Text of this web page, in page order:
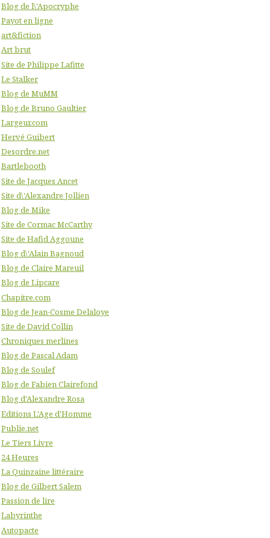
Blog de l\'Apocryphe
Payot en ligne
art&fiction
Art brut
Site de Philippe Lafitte
Le Stalker
Blog de MuMM
Blog de Bruno Gaultier
Largeur.com
Hervé Guibert
Desordre.net
Bartlebooth
Site de Jacques Ancet
Site d\'Alexandre Jollien
Blog de Mike
Site de Cormac McCarthy
Site de Hafid Aggoune
Blog d\'Alain Bagnoud
Blog de Claire Mareuil
Blog de Lipcare
Chapitre.com
Blog de Jean-Cosme Delaloye
Site de David Collin
Chroniques merlines
Blog de Pascal Adam
Blog de Soulef
Blog de Fabien Clairefond
Blog d'Alexandre Rosa
Editions L'Age d'Homme
Publie.net
Le Tiers Livre
24 Heures
La Quinzaine littéraire
Blog de Gilbert Salem
Passion de lire
Labyrinthe
Autopacte